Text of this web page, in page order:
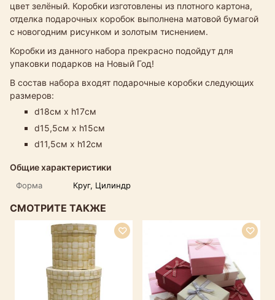
цвет зелёный. Коробки изготовлены из плотного картона,
отделка подарочных коробок выполнена матовой бумагой
с новогодним рисунком и золотым тиснением.
Коробки из данного набора прекрасно подойдут для
упаковки подарков на Новый Год!
В состав набора входят подарочные коробки следующих
размеров:
d18см х h17см
d15,5см х h15см
d11,5см х h12см
Общие характеристики
Форма Круг, Цилиндр
СМОТРИТЕ ТАКЖЕ